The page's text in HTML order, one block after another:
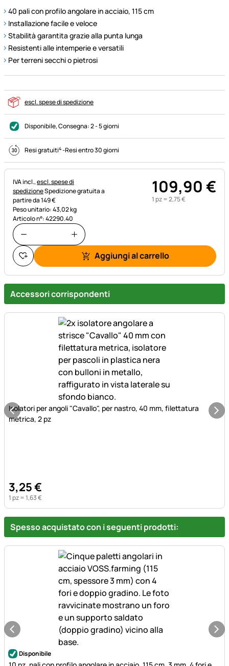
40 pali con profilo angolare in acciaio, 115 cm
Installazione facile e veloce
Stabilità garantita grazie alla punta lunga
Resistenti alle intemperie e versatili
Per terreni secchi o pietrosi
escl. spese di spedizione
Disponibile, Consegna:2 - 5 giorni
Resi gratuiti4-Resi entro 30 giorni
Informazioni fiscali:
IVA incl.,escl. spese di
spedizioneSpedizione gratuita a
partire da 149 €
Peso unitario: 43,02 kg
Articolo n°: 42290.40
109,90€
1 pz =2,75€
Aggiungi al carrello
Accessori corrispondenti
Isolatori per angoli "Cavallo", per nastro, 40 mm, filettatura
metrica, 2 pz
3,25€
1 pz =1,63€
Spesso acquistato con i seguenti prodotti:
Disponibile